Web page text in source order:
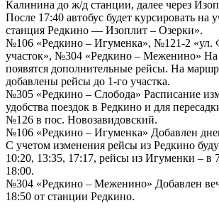
Калинина до ж/д станции, далее через
После 17:40 автобус будет курсировать на
станция Редкино — Изоплит – Озерки».
№106 «Редкино – Игуменка», №121-2 «ул.
участок», №304 «Редкино – Меженино»
появятся дополнительные рейсы. На
добавлены рейсы до 1-го участка.
№305 «Редкино – Слобода» Расписание
удобства поездок в Редкино и для
№126 в пос. Новозавидовский.
№106 «Редкино – Игуменка» Добавлен
С учетом изменения рейсы из Редкино
10:20, 13:35, 17:17, рейсы из Игуменки – в
18:00.
№304 «Редкино – Меженино» Добавлен
18:50 от станции Редкино.